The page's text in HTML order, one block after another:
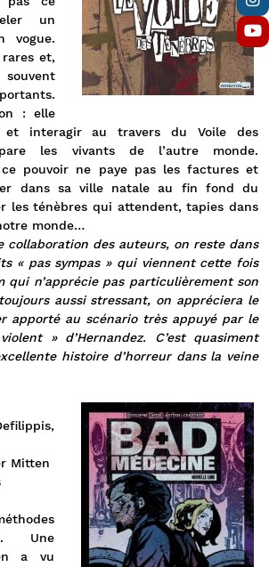
un
vogue.
et,
: elle
interagir au travers du Voile des
les vivants de l’autre monde.
ce pouvoir ne paye pas les factures et
dans sa ville natale au fin fond du
les ténèbres qui attendent, tapies dans
monde…
collaboration des auteurs, on reste dans
« pas sympas » qui viennent cette fois
qui n’apprécie pas particulièrement son
aussi stressant, on appréciera le
apporté au scénario très appuyé par le
» d’Hernandez. C’est quasiment
histoire d’horreur dans la veine
Mitten
Une
a vu